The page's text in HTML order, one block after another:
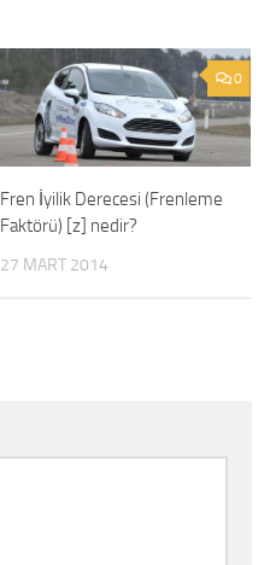
0
Fren İyilik Derecesi (Frenleme
Faktörü) [z] nedir?
27 MART 2014